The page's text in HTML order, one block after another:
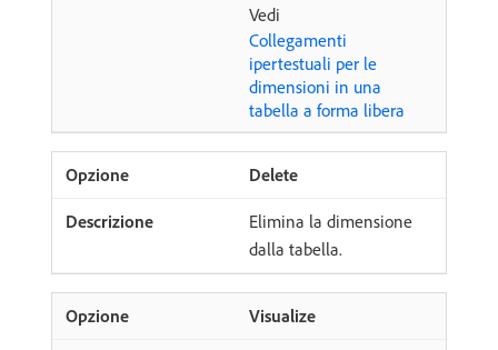
Vedi
Collegamenti
ipertestuali per le
dimensioni in una
tabella a forma libera
Delete
Elimina la dimensione
dalla tabella.
Visualize